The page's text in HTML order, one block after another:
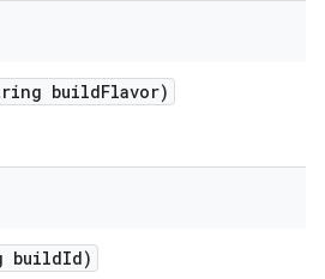
buildFlavor)
buildId)